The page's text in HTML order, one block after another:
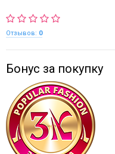
Отзывов: 0
Бонус за покупку